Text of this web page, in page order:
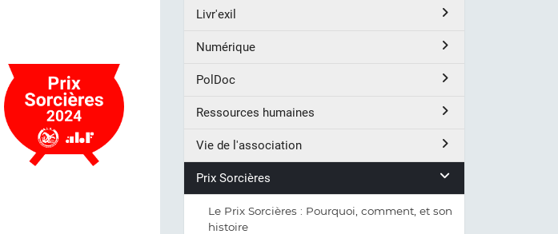
Livr'exil
Numérique
PolDoc
Ressources humaines
Vie de l'association
Prix Sorcières
Le Prix Sorcières : Pourquoi, comment, et son
histoire